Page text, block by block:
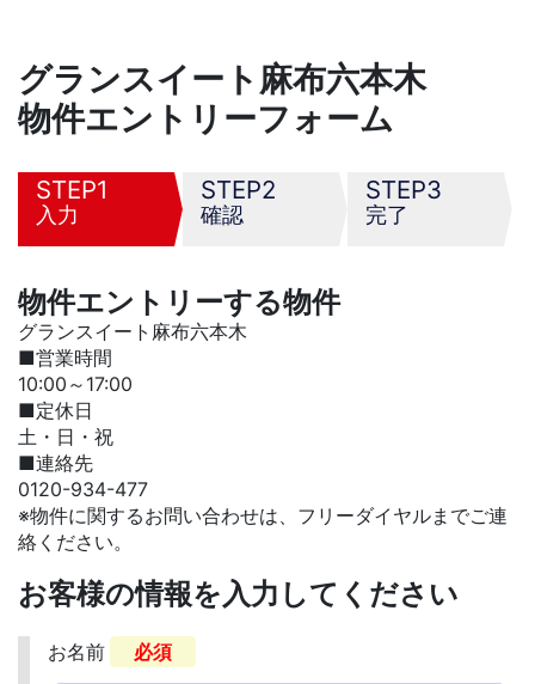
グランスイート麻布六本木
物件エントリーフォーム
1
入力
2
確認
3
完了
物件エントリーする物件
グランスイート麻布六本木
■営業時間
10:00～17:00
■定休日
土・日・祝
■連絡先
0120-934-477
※物件に関するお問い合わせは、フリーダイヤルまでご連
絡ください。
お客様の情報を入力してください
お名前 必須